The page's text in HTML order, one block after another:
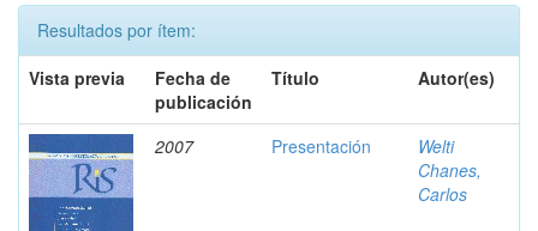
Resultados por ítem:
Vista previa
Fecha de
publicación
Título Autor(es)
2007 Presentación
Welti
Chanes,
Carlos